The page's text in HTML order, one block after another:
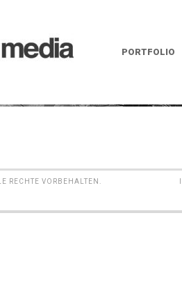
PORTFOLIO
RECHTE VORBEHALTEN.